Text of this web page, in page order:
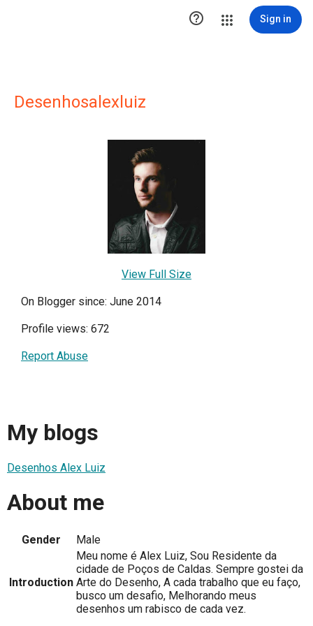
 Sign in
Desenhosalexluiz
View Full Size
On Blogger since: June 2014
Profile views: 672
Report Abuse
My blogs
Desenhos Alex Luiz
About me
Gender Male
Introduction
Meu nome é Alex Luiz, Sou Residente da
cidade de Poços de Caldas. Sempre gostei da
Arte do Desenho, A cada trabalho que eu faço,
busco um desafio, Melhorando meus
desenhos um rabisco de cada vez.